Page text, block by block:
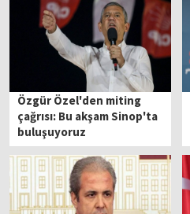
Özgür Özel'den miting
çağrısı: Bu akşam Sinop'ta
buluşuyoruz